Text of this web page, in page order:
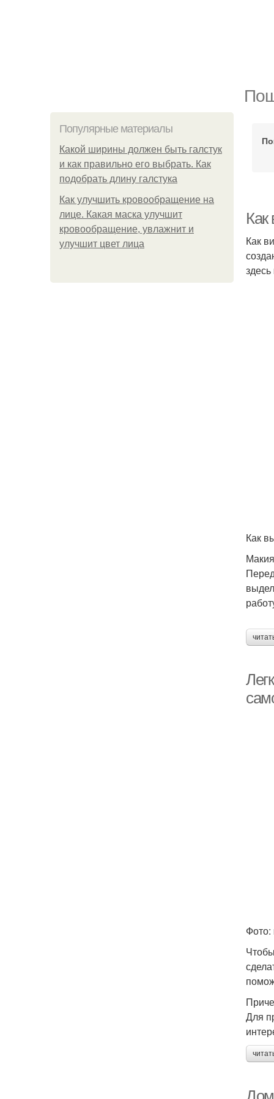
Популярные материалы
Какой ширины должен быть галстук
и как правильно его выбрать. Как
подобрать длину галстука
Как улучшить кровообращение на
лице. Какая маска улучшит
кровообращение, увлажнит и
улучшит цвет лица
Как
Как
Как
Фото:
Для